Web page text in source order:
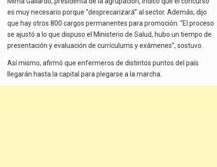
audio
es muy necesario porque “desprecarizará” al sector. Además, dijo
que hay otros 800 cargos permanentes para promoción. “El proceso
se ajustó a lo que dispuso el Ministerio de Salud, hubo un tiempo de
presentación y evaluación de currículums y exámenes”, sostuvo.
Así mismo, afirmó que enfermeros de distintos puntos del país
llegarán hasta la capital para plegarse a la marcha.